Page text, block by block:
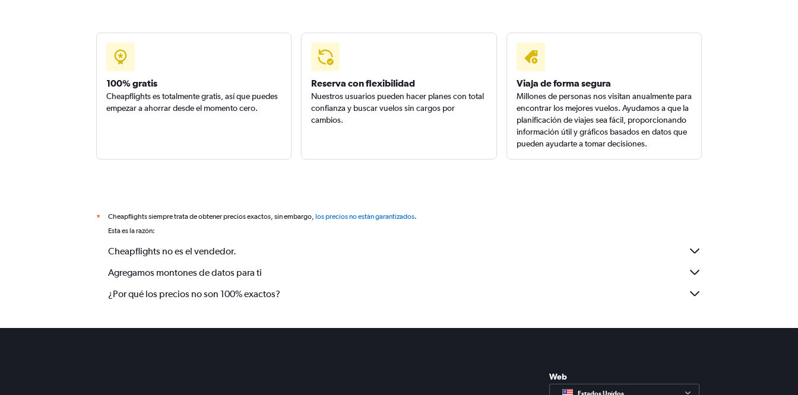
100% gratis
Cheapflights es totalmente gratis, así que puedes
empezar a ahorrar desde el momento cero.
Reserva con flexibilidad
Nuestros usuarios pueden hacer planes con total
confianza y buscar vuelos sin cargos por
cambios.
Viaja de forma segura
Millones de personas nos visitan anualmente para
encontrar los mejores vuelos. Ayudamos a que la
planificación de viajes sea fácil, proporcionando
información útil y gráficos basados en datos que
pueden ayudarte a tomar decisiones.
* Cheapflights siempre trata de obtener precios exactos, sin embargo, los precios no están garantizados.
Esta es la razón:
Cheapflights no es el vendedor.
Agregamos montones de datos para ti
¿Por qué los precios no son 100% exactos?
Web
Estados Unidos